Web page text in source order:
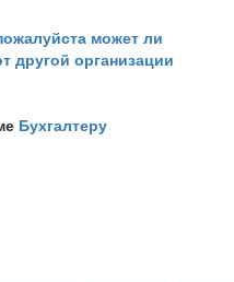
может ли
другой организации
Бухгалтеру